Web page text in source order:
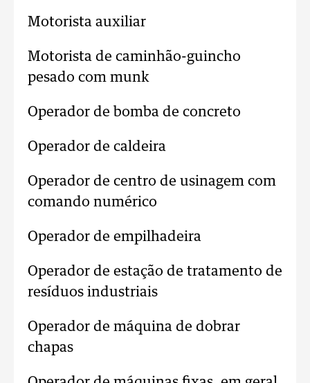
Motorista auxiliar
Motorista de caminhão-guincho
pesado com munk
Operador de bomba de concreto
Operador de caldeira
Operador de centro de usinagem com
comando numérico
Operador de empilhadeira
Operador de estação de tratamento de
resíduos industriais
Operador de máquina de dobrar
chapas